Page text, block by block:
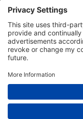
Derechos de autor ©